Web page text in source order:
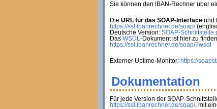
Sie können den IBAN-Rechner über
Die URL für das SOAP-Interfaceund
https://ssl.ibanrechner.de/soap/
Deutsche Version: SOAP-
Das WSDL-Dokument ist hier zu
https://ssl.ibanrechner.de/soap/?wsdl
Externer Uptime-Monitor: https://
Dokumentation
Für jede Version der SOAP-
https://ssl.ibanrechner.de/soap/, mit